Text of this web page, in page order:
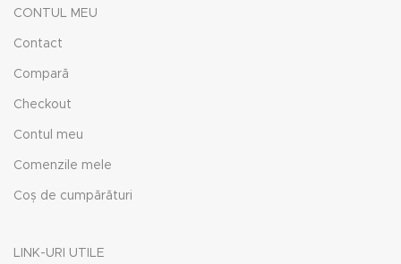
CONTUL MEU
Contact
Compară
Checkout
Contul meu
Comenzile mele
Coș de cumpărături
LINK-URI UTILE